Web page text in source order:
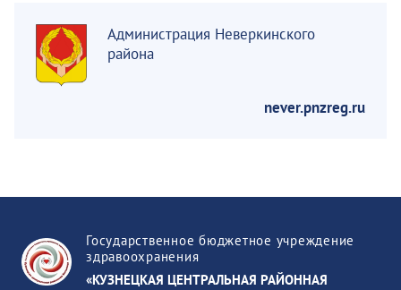
Администрация Неверкинского
района
never.pnzreg.ru
Государственное бюджетное учреждение
здравоохранения
«КУЗНЕЦКАЯ ЦЕНТРАЛЬНАЯ РАЙОННАЯ